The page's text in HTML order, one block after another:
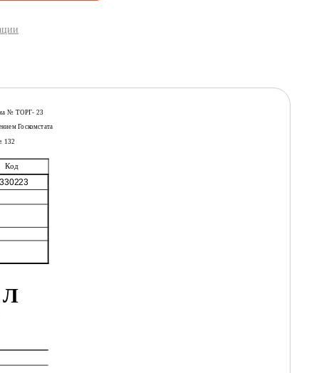
№ ТОРГ- 23
Госкомстата
132
Код